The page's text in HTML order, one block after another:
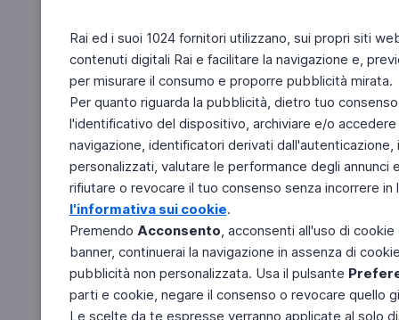
Rai ed i suoi 1024 fornitori utilizzano, sui propri siti
contenuti digitali Rai e facilitare la navigazione e,
per misurare il consumo e proporre pubblicità mirata.
Per quanto riguarda la pubblicità, dietro tuo
l'identificativo del dispositivo, archiviare e/o
navigazione, identificatori derivati
personalizzati, valutare le performance degli
rifiutare o revocare il tuo consenso senza incorrere
l'informativa sui cookie.
Premendo Acconsento, acconsenti all'uso di
banner, continuerai la navigazione in assenza di
pubblicità non personalizzata. Usa il pulsante
parti e cookie, negare il consenso o revocare quello
Le scelte da te espresse verranno applicate al solo